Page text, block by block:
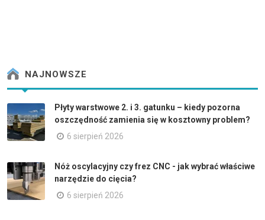
NAJNOWSZE
Płyty warstwowe 2. i 3. gatunku – kiedy pozorna
oszczędność zamienia się w kosztowny problem?
6 sierpień 2026
Nóż oscylacyjny czy frez CNC - jak wybrać właściwe
narzędzie do cięcia?
6 sierpień 2026